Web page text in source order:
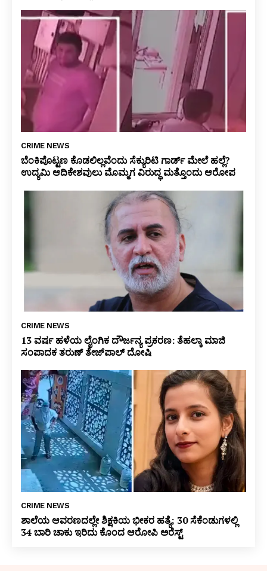
CRIME NEWS
ಬೆಂಕಿಪೊಟ್ಟಣ ಕೊಡಲಿಲ್ಲವೆಂದು ಸೆಕ್ಯುರಿಟಿ ಗಾರ್ಡ್ ಮೇಲೆ ಹಲ್ಲೆ?
ಉದ್ಯಮಿ ಆದಿಕೇಶವುಲು ಮೊಮ್ಮಗ ವಿರುದ್ಧ ಮತ್ತೊಂದು ಆರೋಪ
CRIME NEWS
13 ವರ್ಷ ಹಳೆಯ ಲೈಂಗಿಕ ದೌರ್ಜನ್ಯ ಪ್ರಕರಣ: ತೆಹಲ್ಕಾ ಮಾಜಿ
ಸಂಪಾದಕ ತರುಣ್ ತೇಜ್‌ಪಾಲ್ ದೋಷಿ
CRIME NEWS
ಶಾಲೆಯ ಆವರಣದಲ್ಲೇ ಶಿಕ್ಷಕಿಯ ಭೀಕರ ಹತ್ಯೆ; 30 ಸೆಕೆಂಡುಗಳಲ್ಲಿ
34 ಬಾರಿ ಚಾಕು ಇರಿದು ಕೊಂದ ಆರೋಪಿ ಅರೆಸ್ಟ್